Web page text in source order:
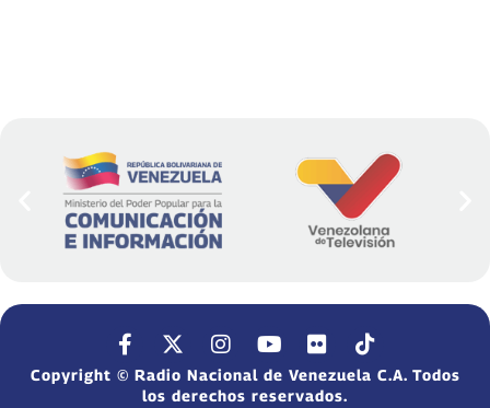
Copyright © Radio Nacional de Venezuela C.A. Todos
los derechos reservados.